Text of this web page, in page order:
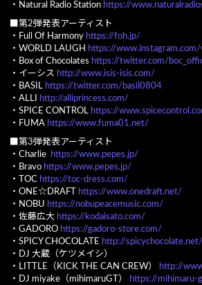
・Natural Radio Station https://
■第2弾発表アーティスト
・Full Of Harmony https://foh.jp/
・WORLD LAUGH https://
・Box of Chocolates https://twitter.com/
・イーシス http://www.isis-isis.com/
・BASIL https://twitter.com/basil0804
・ALLI
http://alliprincess.com/
・SPICE CONTROL https://
・FUMA https://www.fuma01.net/
■第3弾発表アーティスト
・Charlie
https://www.pepes.jp/
・Bravo https://www.pepes.jp/
・TOC https://toc-dress.com/
・ONE☆DRAFT
https://www.onedraft.net/
・NOBU https://nobupeacemusic.com/
・佐藤広大 https://kodaisato.com/
・GADORO https://gadoro-store.com/
・SPICY CHOCOLATE http://spicychocolate.net/
・DJ 大蔵（ケツメイシ）
・LITTLE（KICK THE CAN CREW）
http://
・DJ miyake（mihimaruGT）
https://mihimaru-